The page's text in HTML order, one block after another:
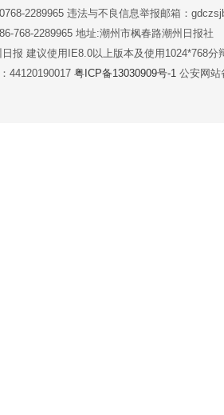
2289965 违法与不良信息举报邮箱：
768-2289965 地址:潮州市枫春路潮州日报社
报 建议使用IE8.0以上版本及使用1024*768分
44120190017 粤ICP备13030909号-1 公安网站